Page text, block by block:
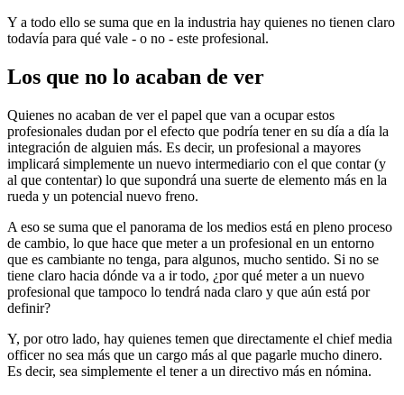
Y a todo ello se suma que en la industria hay quienes no tienen claro
todavía para qué vale - o no - este profesional.
Los que no lo acaban de ver
Quienes no acaban de ver el papel que van a ocupar estos
profesionales dudan por el efecto que podría tener en su día a día la
integración de alguien más. Es decir, un profesional a mayores
implicará simplemente un nuevo intermediario con el que contar (y
al que contentar) lo que supondrá una suerte de elemento más en la
rueda y un potencial nuevo freno.
A eso se suma que el panorama de los medios está en pleno proceso
de cambio, lo que hace que meter a un profesional en un entorno
que es cambiante no tenga, para algunos, mucho sentido. Si no se
tiene claro hacia dónde va a ir todo, ¿por qué meter a un nuevo
profesional que tampoco lo tendrá nada claro y que aún está por
definir?
Y, por otro lado, hay quienes temen que directamente el chief media
officer no sea más que un cargo más al que pagarle mucho dinero.
Es decir, sea simplemente el tener a un directivo más en nómina.